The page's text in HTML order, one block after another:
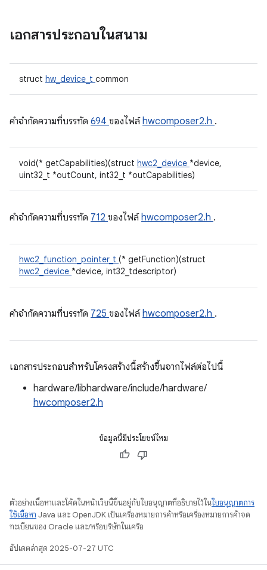
เอกสารประกอบในสนาม
struct hw_device_t common
คําจํากัดความที่บรรทัด 694 ของไฟล์hwcomposer2.h .
void(* getCapabilities)(struct hwc2_device *device,
uint32_t *outCount, int32_t *outCapabilities)
คําจํากัดความที่บรรทัด 712 ของไฟล์hwcomposer2.h .
hwc2_function_pointer_t (* getFunction)(struct
hwc2_device *device, int32_tdescriptor)
คําจํากัดความที่บรรทัด 725 ของไฟล์hwcomposer2.h .
เอกสารประกอบสำหรับโครงสร้างนี้สร้างขึ้นจากไฟล์ต่อไปนี้
hardware/libhardware/include/hardware/
hwcomposer2.h
ข้อมูลนี้มีประโยชน์ไหม
ตัวอย่างเนื้อหาและโค้ดในหน้าเว็บนี้ขึ้นอยู่กับใบอนุญาตที่อธิบายไว้ในใบอนุญาตการ
ใช้เนื้อหา Java และ OpenJDK เป็นเครื่องหมายการค้าหรือเครื่องหมายการค้าจด
ทะเบียนของ Oracle และ/หรือบริษัทในเครือ
อัปเดตล่าสุด 2025-07-27 UTC